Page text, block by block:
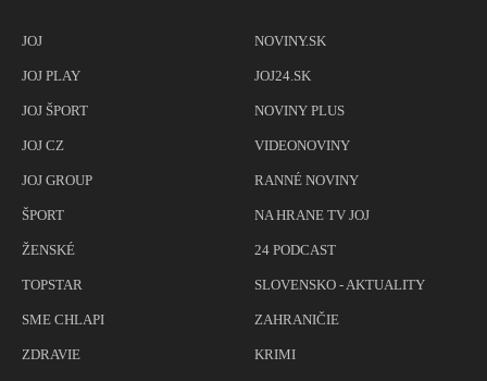
JOJ
JOJ PLAY
JOJ ŠPORT
JOJ CZ
JOJ GROUP
ŠPORT
ŽENSKÉ
TOPSTAR
SME CHLAPI
ZDRAVIE
NOVINY.SK
JOJ24.SK
NOVINY PLUS
VIDEONOVINY
RANNÉ NOVINY
NA HRANE TV JOJ
24 PODCAST
SLOVENSKO - AKTUALITY
ZAHRANIČIE
KRIMI